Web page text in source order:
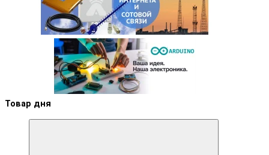
Товар дня